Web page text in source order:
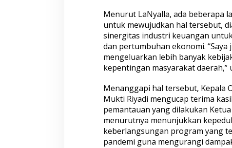
Menurut LaNyalla, ada beberapa
untuk mewujudkan hal tersebut,
sinergitas industri keuangan
dan pertumbuhan ekonomi. “Saya
mengeluarkan lebih banyak
kepentingan masyarakat daerah,”
Menanggapi hal tersebut, Kepala
Mukti Riyadi mengucap terima
pemantauan yang dilakukan Ketua
menurutnya menunjukkan
keberlangsungan program yang
pandemi guna mengurangi